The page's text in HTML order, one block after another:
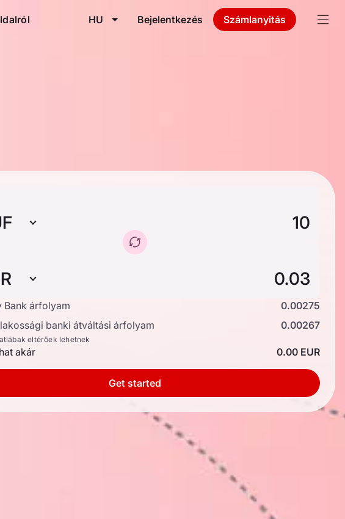
HU Bejelentkezés Számlanyitás
Bank árfolyam
0.00275
banki átváltási árfolyam
0.00267
eltérőek lehetnek
akár 0.00 EUR
Get started